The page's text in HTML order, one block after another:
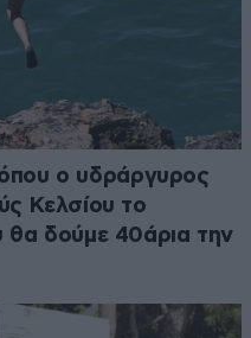
όπου ο υδράργυρος
Κελσίου το
δούμε 40άρια την